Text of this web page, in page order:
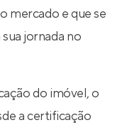
mercado e que se
jornada no
do imóvel, o
a certificação